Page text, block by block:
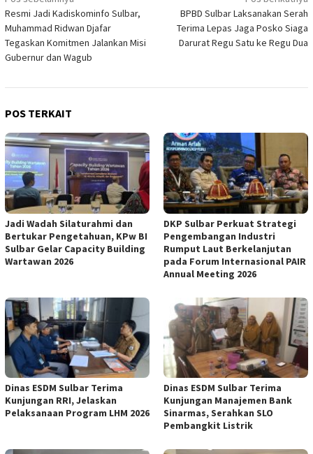
pos
Resmi Jadi Kadiskominfo Sulbar,
Muhammad Ridwan Djafar
Tegaskan Komitmen Jalankan Misi
Gubernur dan Wagub
BPBD Sulbar Laksanakan Serah
Terima Lepas Jaga Posko Siaga
Darurat Regu Satu ke Regu Dua
POS TERKAIT
Jadi Wadah Silaturahmi dan
Bertukar Pengetahuan, KPw BI
Sulbar Gelar Capacity Building
Wartawan 2026
DKP Sulbar Perkuat Strategi
Pengembangan Industri
Rumput Laut Berkelanjutan
pada Forum Internasional PAIR
Annual Meeting 2026
Dinas ESDM Sulbar Terima
Kunjungan RRI, Jelaskan
Pelaksanaan Program LHM 2026
Dinas ESDM Sulbar Terima
Kunjungan Manajemen Bank
Sinarmas, Serahkan SLO
Pembangkit Listrik